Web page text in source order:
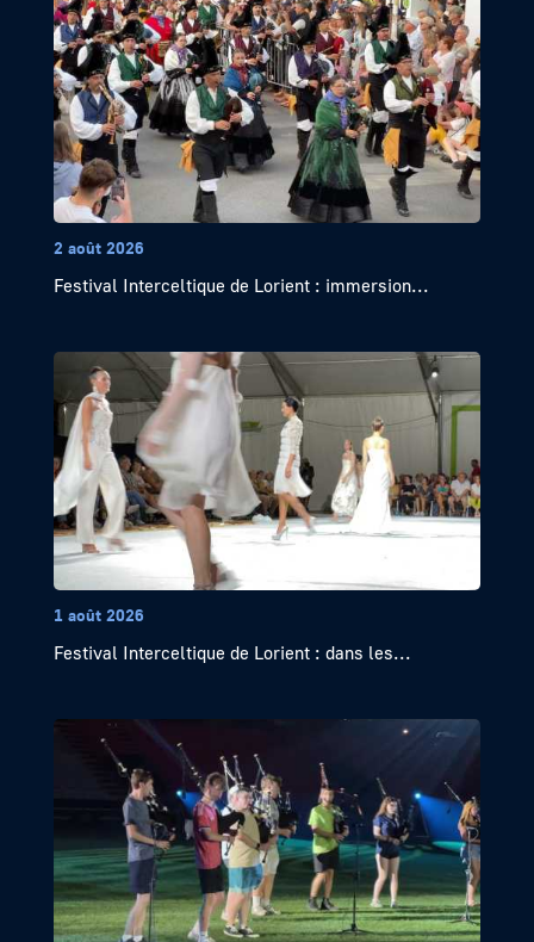
2 août 2026
Festival Interceltique de Lorient : immersion...
1 août 2026
Festival Interceltique de Lorient : dans les...